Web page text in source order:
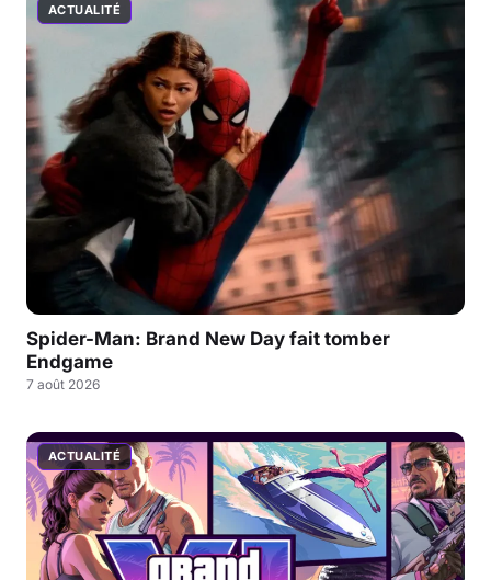
ACTUALITÉ
Spider-Man: Brand New Day fait tomber
Endgame
7 août 2026
ACTUALITÉ